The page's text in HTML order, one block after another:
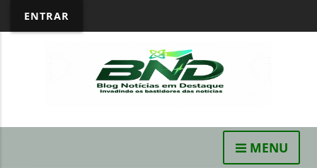
ENTRAR
MENU